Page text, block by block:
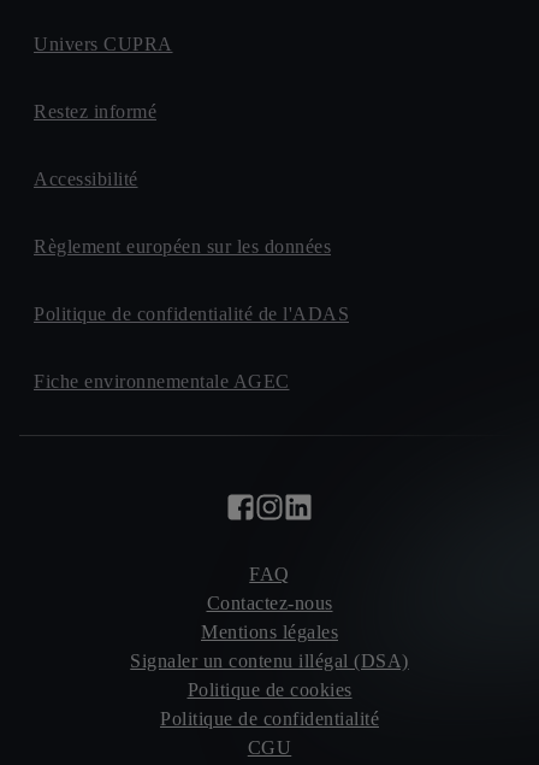
Univers CUPRA
Restez informé
Accessibilité
Règlement européen sur les données
Politique de confidentialité de l'ADAS
Fiche environnementale AGEC
FAQ
Contactez-nous
Mentions légales
Signaler un contenu illégal (DSA)
Politique de cookies
Politique de confidentialité
CGU